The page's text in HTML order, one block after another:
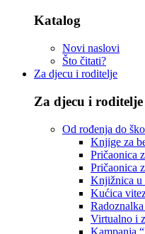
Katalog
Novi naslovi
Što čitati?
Za djecu i roditelje
Za djecu i roditelje
Od rođenja do
Knjige za
Pričaonica
Pričaonica
Knjižnica u
Kućica
Virtualno i
Kampanja